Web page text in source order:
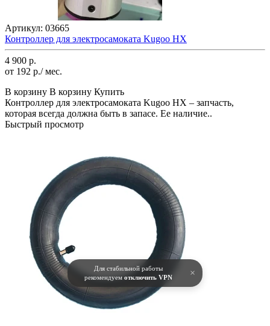
Для стабильной работы
рекомендуем отключить VPN ×
Артикул: 03665
Контроллер для электросамоката Kugoo HX
4 900 р.
от 192 р./ мес.
В корзину В корзину Купить
Контроллер для электросамоката Kugoo HX – запчасть,
которая всегда должна быть в запасе. Ее наличие..
Быстрый просмотр